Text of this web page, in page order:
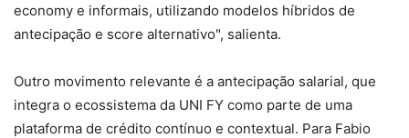
economy e informais, utilizando modelos híbridos de
antecipação e score alternativo", salienta.
Outro movimento relevante é a antecipação salarial, que
integra o ecossistema da UNI FY como parte de uma
plataforma de crédito contínuo e contextual. Para Fabio